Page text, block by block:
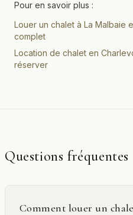
Pour en savoir plus :
Louer un chalet à La Malbaie
complet
Location de chalet en
réserver
Questions fréquentes
Comment louer un